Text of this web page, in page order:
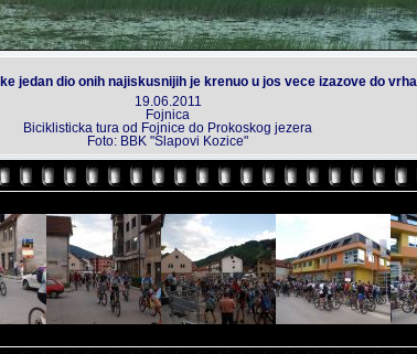
jedan dio onih najiskusnijih je krenuo u jos vece izazove do
19.06.2011
Fojnica
Biciklisticka tura od Fojnice do Prokoskog jezera
Foto: BBK "Slapovi Kozice"